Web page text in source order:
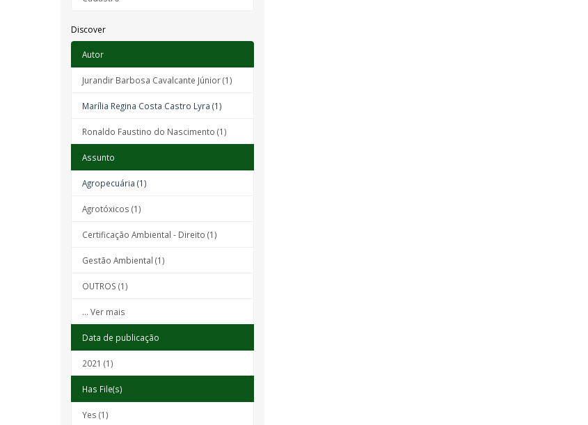
Discover
Autor
Jurandir Barbosa Cavalcante Júnior (1)
Marília Regina Costa Castro Lyra (1)
Ronaldo Faustino do Nascimento (1)
Assunto
Agropecuária (1)
Agrotóxicos (1)
Certificação Ambiental - Direito (1)
Gestão Ambiental (1)
OUTROS (1)
... Ver mais
Data de publicação
2021 (1)
Has File(s)
Yes (1)